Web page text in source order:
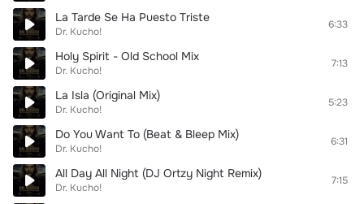
La Tarde Se Ha Puesto Triste
Dr. Kucho!
6:33
Holy Spirit - Old School Mix
Dr. Kucho!
7:13
La Isla (Original Mix)
Dr. Kucho!
5:23
Do You Want To (Beat & Bleep Mix)
Dr. Kucho!
6:31
All Day All Night (DJ Ortzy Night Remix)
Dr. Kucho!
7:15